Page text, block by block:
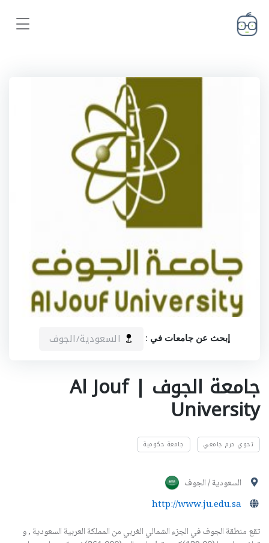
إبحث عن جامعات في : السعودية/الجوف
جامعة الجوف | Al Jouf
University
تحوي حرم جامعي جامعة حكومية
السعودية / الجوف
http://www.ju.edu.sa
تقع منطقة الجوف في الجزء الشمالي الغربي من المملكة العربية السعودية , و